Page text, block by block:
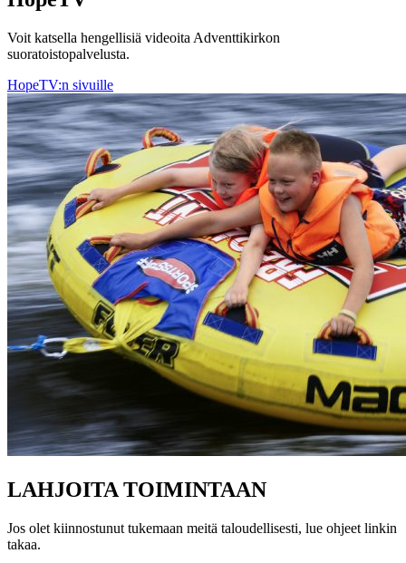
Voit katsella hengellisiä videoita Adventtikirkon
suoratoistopalvelusta.
HopeTV:n sivuille
LAHJOITA TOIMINTAAN
Jos olet kiinnostunut tukemaan meitä taloudellisesti, lue ohjeet linkin
takaa.